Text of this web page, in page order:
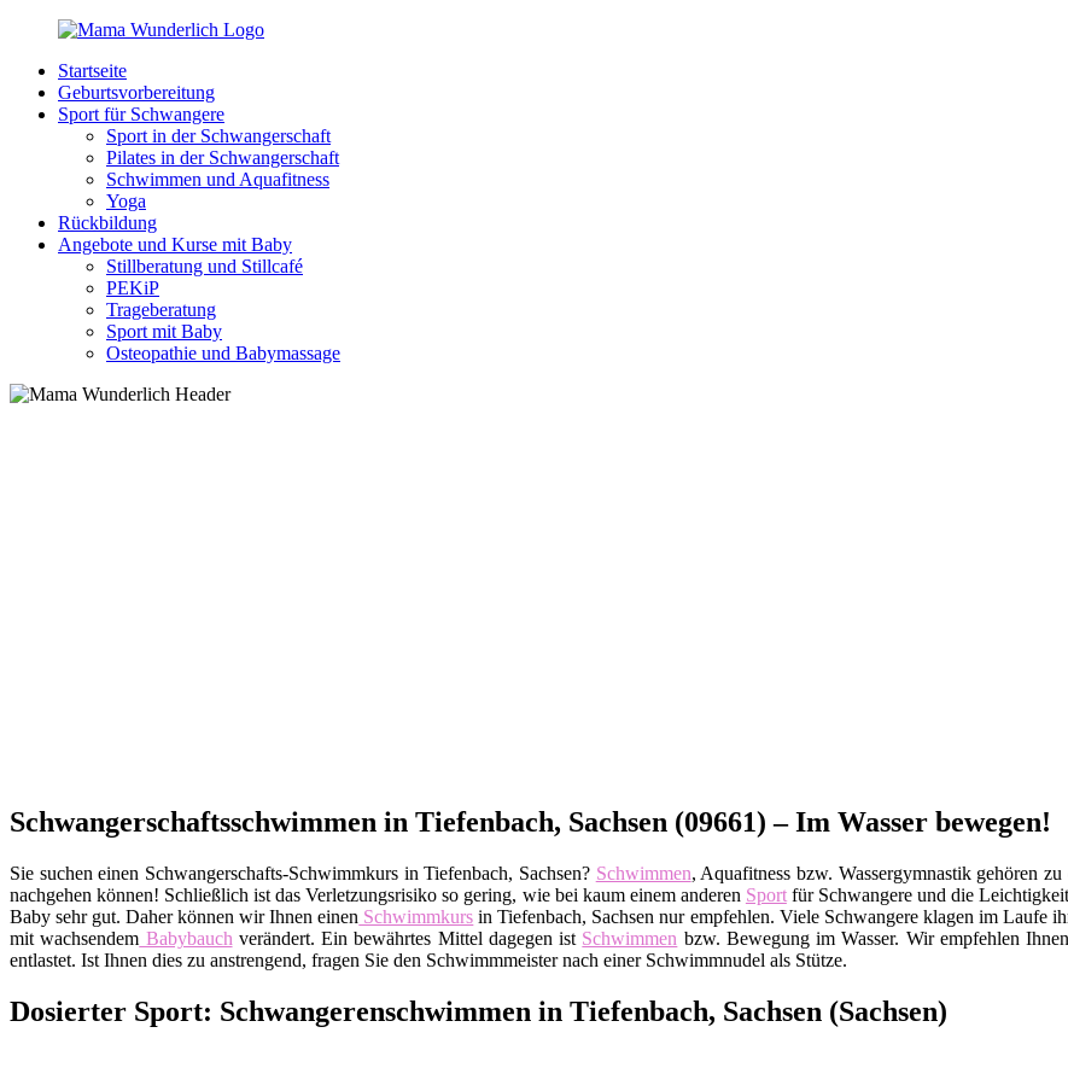
Zurück
Inhalt
MamaWunderlich.de
Mutti
sein
wunderbar!
Startseite
Geburtsvorbereitung
Sport für Schwangere
Sport in der Schwangerschaft
Pilates in der Schwangerschaft
Schwimmen und Aquafitness
Yoga
Rückbildung
Angebote und Kurse mit Baby
Stillberatung und Stillcafé
PEKiP
Trageberatung
Sport mit Baby
Osteopathie und Babymassage
Schwangerschaftsschwimmen in Tiefenbach, Sachsen (09661) – Im Wasser bewegen!
Sie suchen einen Schwangerschafts-Schwimmkurs in Tiefenbach, Sachsen? Schwimmen, Aquafitness bzw. Wassergymnastik gehören
nachgehen können! Schließlich ist das Verletzungsrisiko so gering, wie bei kaum einem anderen Sportfür Schwangere und die
Baby sehr gut. Daher können wir Ihnen einen Schwimmkurs in Tiefenbach, Sachsen nur empfehlen. Viele Schwangere klagen im Laufe
mit wachsendem Babybauch verändert. Ein bewährtes Mittel dagegen ist Schwimmen bzw. Bewegung im Wasser. Wir empfehlen
entlastet. Ist Ihnen dies zu anstrengend, fragen Sie den Schwimmmeister nach einer Schwimmnudel als Stütze.
Dosierter Sport: Schwangerenschwimmen in Tiefenbach, Sachsen (Sachsen)